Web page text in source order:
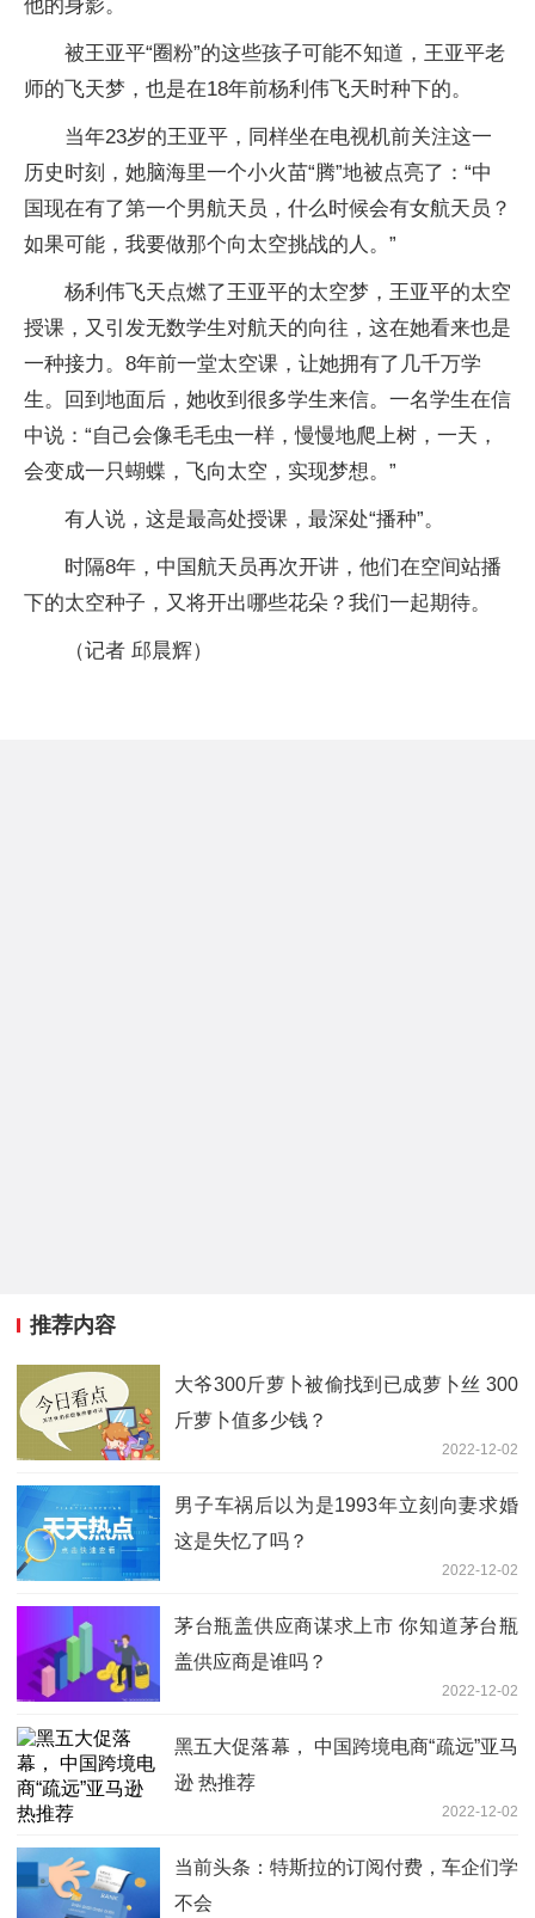
他的身影。
被王亚平“圈粉”的这些孩子可能不知道，王亚平老
师的飞天梦，也是在18年前杨利伟飞天时种下的。
当年23岁的王亚平，同样坐在电视机前关注这一
历史时刻，她脑海里一个小火苗“腾”地被点亮了：“中
国现在有了第一个男航天员，什么时候会有女航天员？
如果可能，我要做那个向太空挑战的人。”
杨利伟飞天点燃了王亚平的太空梦，王亚平的太空
授课，又引发无数学生对航天的向往，这在她看来也是
一种接力。8年前一堂太空课，让她拥有了几千万学
生。回到地面后，她收到很多学生来信。一名学生在信
中说：“自己会像毛毛虫一样，慢慢地爬上树，一天，
会变成一只蝴蝶，飞向太空，实现梦想。”
有人说，这是最高处授课，最深处“播种”。
时隔8年，中国航天员再次开讲，他们在空间站播
下的太空种子，又将开出哪些花朵？我们一起期待。
（记者 邱晨辉）
推荐内容
大爷300斤萝卜被偷找到已成萝卜丝 300
斤萝卜值多少钱？
2022-12-02
男子车祸后以为是1993年立刻向妻求婚
这是失忆了吗？
2022-12-02
茅台瓶盖供应商谋求上市 你知道茅台瓶
盖供应商是谁吗？
2022-12-02
黑五大促落幕， 中国跨境电商“疏远”亚马
逊 热推荐
2022-12-02
当前头条：特斯拉的订阅付费，车企们学
不会